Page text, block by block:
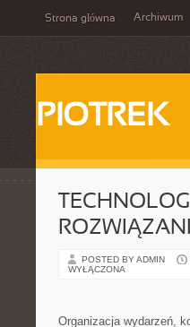
Strona główna Archiwum
PIOTREK
POSTED BY ADMIN
WYŁĄCZONA
Organizacja wydarzeń,